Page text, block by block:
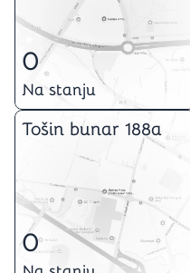
0
Na stanju
Tošin bunar 188a
0